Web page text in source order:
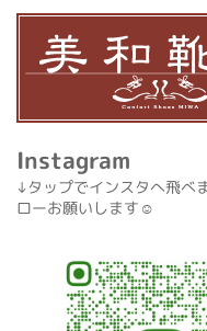
Instagram
↓タップでインスタへ飛べ
ローお願いします☺️